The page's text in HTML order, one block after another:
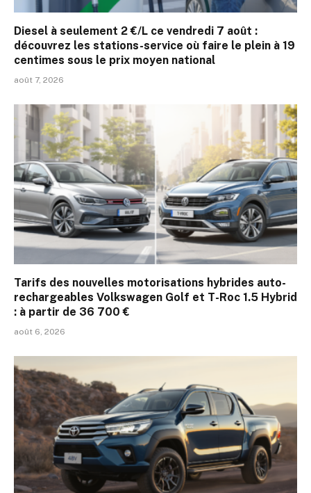
Diesel à seulement 2 €/L ce vendredi 7 août :
découvrez les stations-service où faire le plein à 19
centimes sous le prix moyen national
août 7, 2026
Tarifs des nouvelles motorisations hybrides auto-
rechargeables Volkswagen Golf et T-Roc 1.5 Hybrid
: à partir de 36 700 €
août 6, 2026